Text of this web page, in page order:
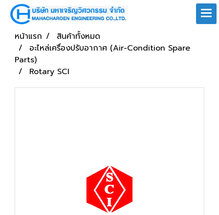
หน้าแรก
สินค้าทั้งหมด
อะไหล่เครื่องปรับอากาศ (Air-Condition Spare
Parts)
Rotary SCI